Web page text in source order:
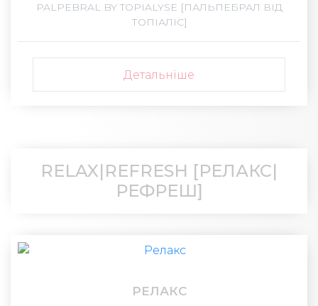
PALPEBRAL BY TOPIALYSE [ПАЛЬПЕБРАЛ ВІД
ТОПІАЛІС]
Детальніше
RELAX|REFRESH [РЕЛАКС|
РЕФРЕШ]
РЕЛАКС